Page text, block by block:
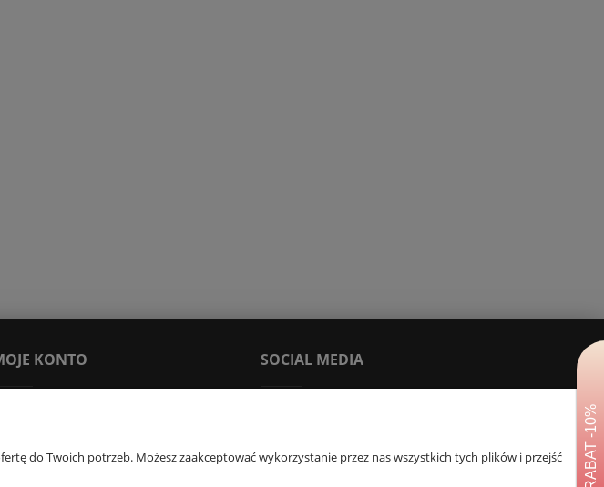
KONTO SOCIAL MEDIA
You Tube
do Twoich potrzeb. Możesz zaakceptować wykorzystanie przez nas wszystkich tych plików i przejść